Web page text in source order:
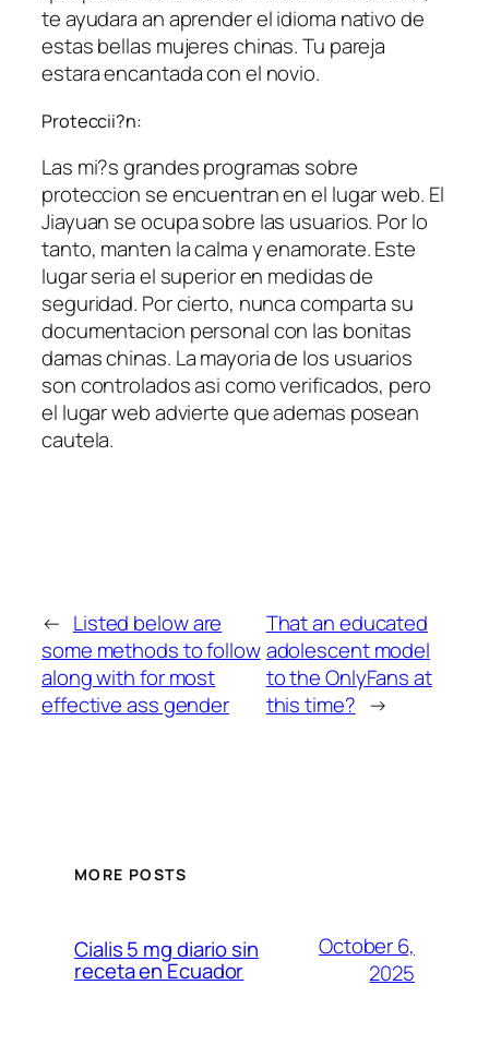
te ayudara an aprender el idioma nativo de
estas bellas mujeres chinas. Tu pareja
estara encantada con el novio.
Proteccii?n:
Las mi?s grandes programas sobre
proteccion se encuentran en el lugar web. El
Jiayuan se ocupa sobre las usuarios. Por lo
tanto, manten la calma y enamorate. Este
lugar seri­a el superior en medidas de
seguridad. Por cierto, nunca comparta su
documentacion personal con las bonitas
damas chinas. La mayoria de los usuarios
son controlados asi­ como verificados, pero
el lugar web advierte que ademas posean
cautela.
← Listed below are
some methods to follow
along with for most
effective ass gender
That an educated
adolescent model
to the OnlyFans at
this time? →
MORE POSTS
Cialis 5 mg diario sin
receta en Ecuador
October 6,
2025